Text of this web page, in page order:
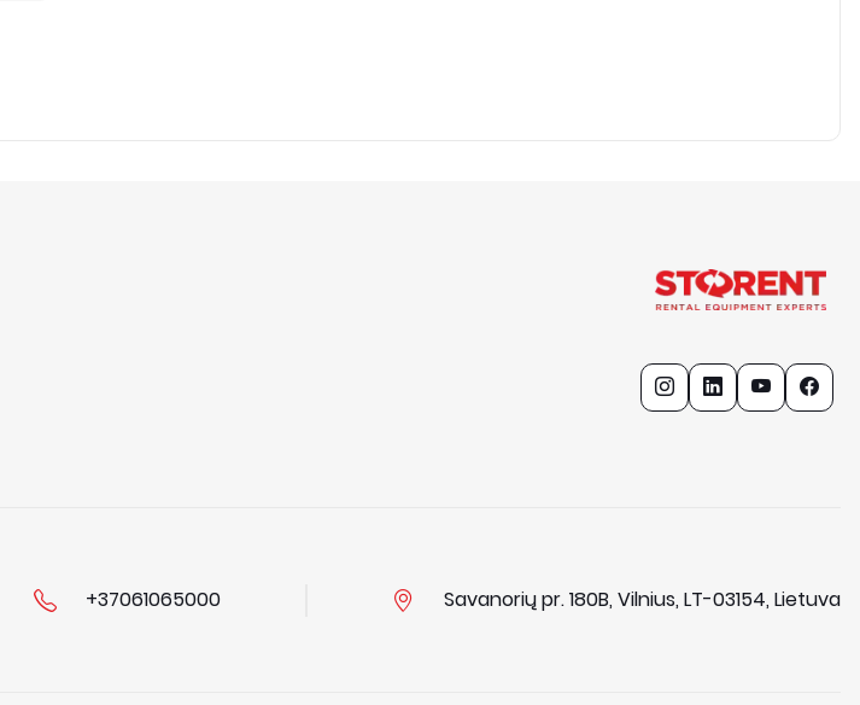
+37061065000 Savanorių pr. 180B, Vilnius, LT-03154, Lietuva